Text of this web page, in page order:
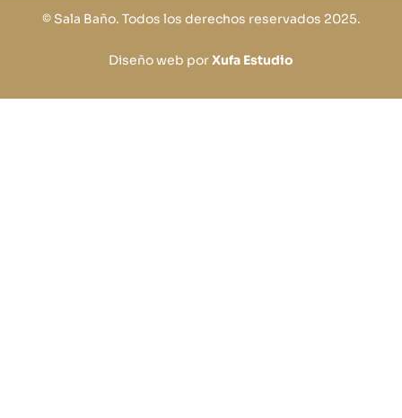
© Sala Baño. Todos los derechos reservados 2025.
Diseño web porXufa Estudio